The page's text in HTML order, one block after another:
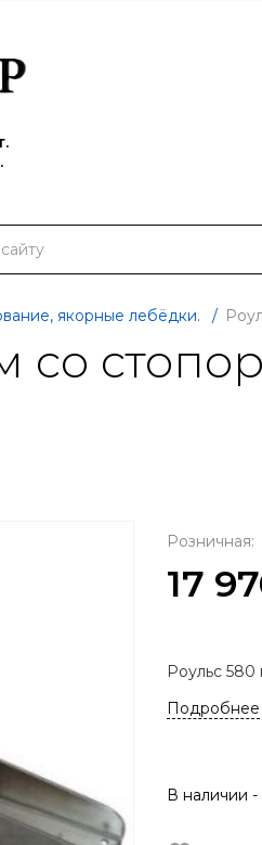
якорные лебёдки. /
со
Розничная:
17
Роульс 580
Подробнее
В наличии -